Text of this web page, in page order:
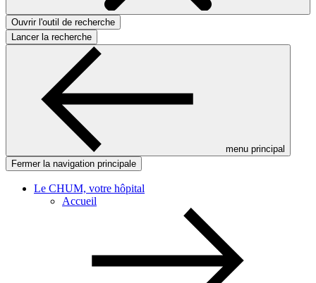
Ouvrir l'outil de recherche
Lancer la recherche
menu principal
Fermer la navigation principale
Le CHUM, votre hôpital
Accueil